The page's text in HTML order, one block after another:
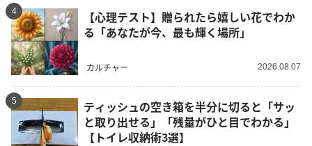
4
【心理テスト】贈られたら嬉しい花でわか
る「あなたが今、最も輝く場所」
カルチャー 2026.08.07
5
ティッシュの空き箱を半分に切ると「サッ
と取り出せる」「残量がひと目でわかる」
【トイレ収納術3選】